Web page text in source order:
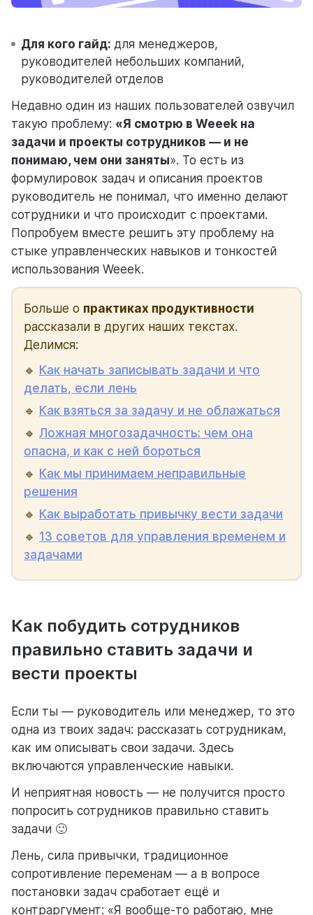
цены
тарифные планы для любых команд
помощь
помогаем научиться работать в Weeek
Для кого гайд: для менеджеров,
руководителей небольших компаний,
руководителей отделов
Недавно один из наших пользователей озвучил
такую проблему: «Я смотрю в Weeek на
задачи и проекты сотрудников — и не
понимаю, чем они заняты». То есть из
формулировок задач и описания проектов
руководитель не понимал, что именно делают
сотрудники и что происходит с проектами.
Попробуем вместе решить эту проблему на
стыке управленческих навыков и тонкостей
использования Weeek.
Больше о практиках продуктивности
рассказали в других наших текстах.
Делимся:
🔹 Как начать записывать задачи и что
делать, если лень
🔹 Как взяться за задачу и не облажаться
🔹 Ложная многозадачность: чем она
опасна, и как с ней бороться
🔹 Как мы принимаем неправильные
решения
🔹 Как выработать привычку вести задачи
🔹 13 советов для управления временем и
задачами
Как побудить сотрудников
правильно ставить задачи и
вести проекты
Если ты — руководитель или менеджер, то это
одна из твоих задач: рассказать сотрудникам,
как им описывать свои задачи. Здесь
включаются управленческие навыки.
И неприятная новость — не получится просто
попросить сотрудников правильно ставить
задачи 🙂
Лень, сила привычки, традиционное
сопротивление переменам — а в вопросе
постановки задач сработает ещё и
контраргумент: «Я вообще-то работаю, мне